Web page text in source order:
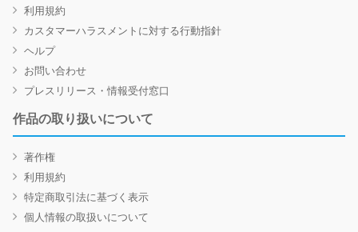
利用規約
カスタマーハラスメントに対する行動指針
ヘルプ
お問い合わせ
プレスリリース・情報受付窓口
作品の取り扱いについて
著作権
利用規約
特定商取引法に基づく表示
個人情報の取扱いについて